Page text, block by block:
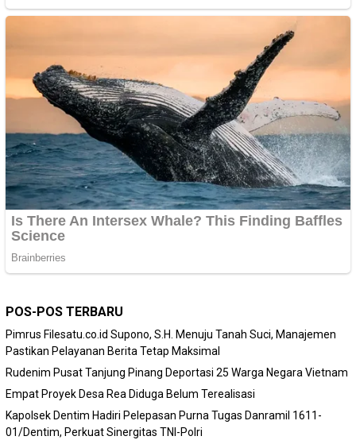
POS-POS TERBARU
Pimrus Filesatu.co.id Supono, S.H. Menuju Tanah Suci, Manajemen
Pastikan Pelayanan Berita Tetap Maksimal
Rudenim Pusat Tanjung Pinang Deportasi 25 Warga Negara Vietnam
Empat Proyek Desa Rea Diduga Belum Terealisasi
Kapolsek Dentim Hadiri Pelepasan Purna Tugas Danramil 1611-
01/Dentim, Perkuat Sinergitas TNI-Polri